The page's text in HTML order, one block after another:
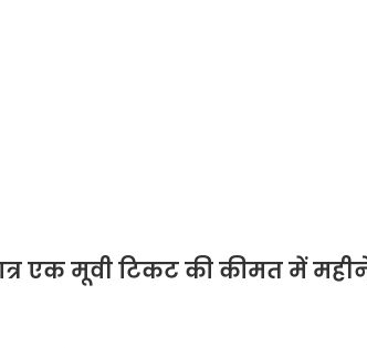
एक मूवी टिकट की कीमत में